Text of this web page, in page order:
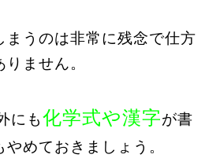
まうのは非常に残念で仕方
りません。
にも化学式や漢字が書
めておきましょう。